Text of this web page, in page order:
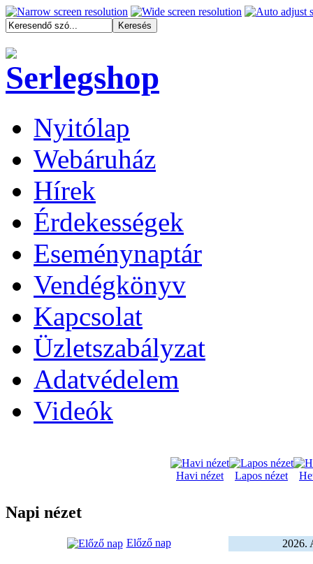
Nyitólap
Webáruház
Hírek
Érdekességek
Eseménynaptár
Vendégkönyv
Kapcsolat
Üzletszabályzat
Adatvédelem
Videók
Havi nézet Lapos nézet
Napi nézet
Előző nap 2026.